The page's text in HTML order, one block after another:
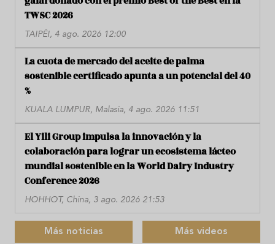
TWSC 2026
TAIPÉI, 4 ago. 2026 12:00
La cuota de mercado del aceite de palma
sostenible certificado apunta a un potencial del 40
%
KUALA LUMPUR, Malasia, 4 ago. 2026 11:51
El Yili Group impulsa la innovación y la
colaboración para lograr un ecosistema lácteo
mundial sostenible en la World Dairy Industry
Conference 2026
HOHHOT, China, 3 ago. 2026 21:53
Más noticias Más videos